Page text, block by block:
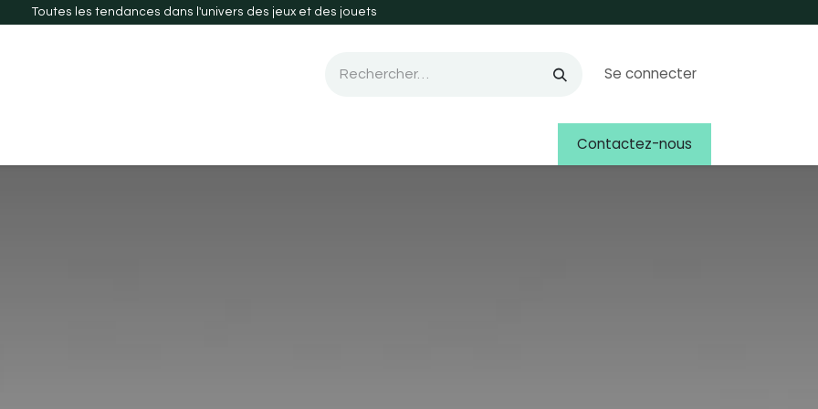
Toutes les tendances dans l'univers des jeux et des jouets
Se connecter
Contactez-nous